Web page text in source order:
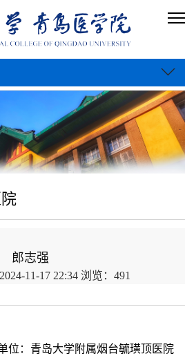
郎志强
11-17 22:34 浏览： 491
位 ： 青岛大学附属烟台毓璜顶医院